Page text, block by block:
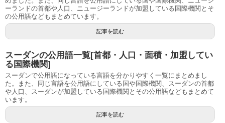
ーランドの首都や人口、ニュージーランドが加盟している国際機関とそ
の公用語などもまとめています。
記事を読む
スーダンの公用語一覧[首都・人口・面積・加盟してい
る国際機関]
スーダンで公用語になっている言語を分かりやすく一覧にまとめまし
た。また、同じ言語を公用語にしている国や国際機関、スーダンの首都
や人口、スーダンが加盟している国際機関とその公用語などもまとめて
います。
記事を読む